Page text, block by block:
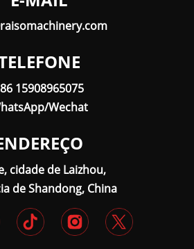
15908965075
Wechat
cidade de Laizhou,
de Shandong, China